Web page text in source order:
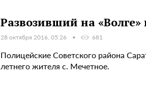
Развозивший на
28 октября 2016, 05:26 681
Полицейские Советского района
летнего жителя с. Мечетное.